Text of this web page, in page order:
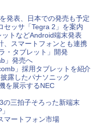
発表、日本での発売も予定
セッサ「Tegra 2」を案内
トなどAndroid端末発表
、スマートフォンとも連携
・タブレット」開発
」発売へ
」採用タブレットを紹介
露したパナソニック
を展示するNEC
の三拍子そろった新端末
マートフォン市場